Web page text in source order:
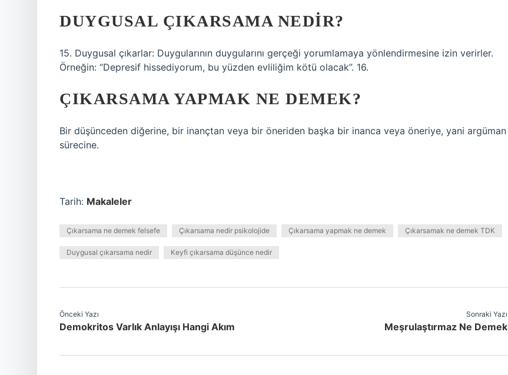
DUYGUSAL ÇIKARSAMA NEDIR?
15. Duygusal çıkarlar: Duygularının duygularını gerçeği yorumlamaya yönlendirmesine izin verirler.
Örneğin: “Depresif hissediyorum, bu yüzden evliliğim kötü olacak”. 16.
ÇIKARSAMA YAPMAK NE DEMEK?
Bir düşünceden diğerine, bir inançtan veya bir öneriden başka bir inanca veya öneriye, yani argüman
sürecine.
Tarih: Makaleler
Çıkarsama ne demek felsefe Çıkarsama nedir psikolojide Çıkarsama yapmak ne demek Çıkarsamak ne demek TDK
Duygusal çıkarsama nedir Keyfi çıkarsama düşünce nedir
Önceki Yazı
Demokritos Varlık Anlayışı Hangi Akım
Sonraki Yazı
Meşrulaştırmaz Ne Demek